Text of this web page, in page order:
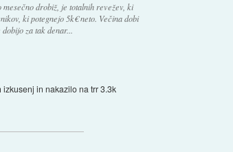
drobiž, je totalnih revežev, ki
ki potegnejo 5k€ neto. Večina dobi
za tak denar...
in nakazilo na trr 3.3k